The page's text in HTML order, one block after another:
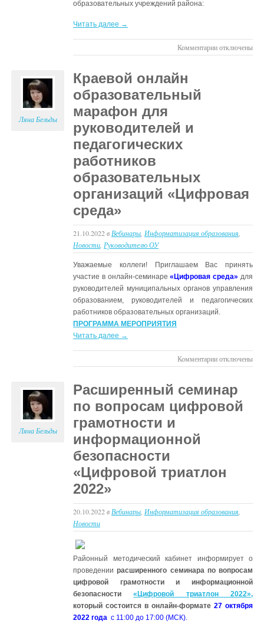
образовательных учреждений района:
Читать далее →
Комментариик
записи
отключены
Ляна Бельды
Краевой онлайн
образовательный
марафон для
руководителей и
педагогических
работников
образовательных
организаций «Цифровая
среда»
21.10.2022в Вебинары Информатизация образования
Новости Руководителю ОУ
Уважаемые коллеги! Приглашаем Вас принять
участие в онлайн-семинаре «Цифровая среда» для
руководителей муниципальных органов управления
образованием, руководителей и педагогических
работников образовательных организаций.
ПРОГРАММА МЕРОПРИЯТИЯ
Читать далее →
Комментариик
записи
онлайн
работников
«Цифровая
отключены
Ляна Бельды
Расширенный семинар
по вопросам цифровой
грамотности и
информационной
безопасности
«Цифровой триатлон
2022»
20.10.2022в Вебинары Информатизация образования
Новости
Районный методический кабинет информирует о
проведениирасширенного семинара по вопросам
цифровой грамотности и информационной
безопасности«Цифровой триатлон 2022»,
который состоится в онлайн-формате 27 октября
2022 года с 11:00 до 17:00 (МСК).